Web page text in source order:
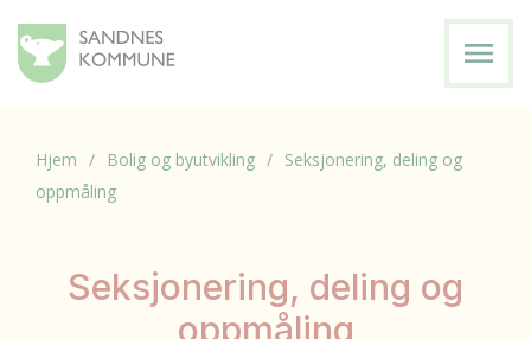
menu
Hjem Bolig og byutvikling
Seksjonering, deling og
oppmåling
Seksjonering, deling og
oppmåling